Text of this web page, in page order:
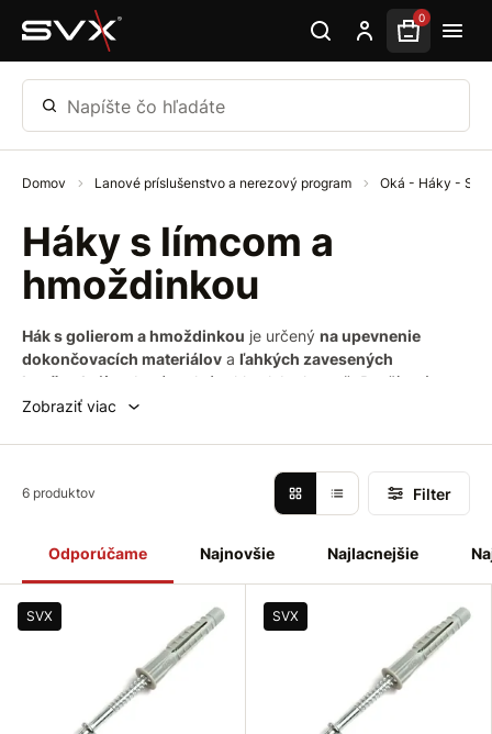
Preskočiť na hlavný obsah 0
Napíšte čo hľadáte
Domov Lanové príslušenstvo a nerezový program Oká - Háky -
Háky s límcom a
hmoždinkou
Hák s golierom a hmoždinkou je určený na upevnenie
dokončovacích materiálov a ľahkých zavesených
konštrukcií na betón, plnú tehlu alebo kameň. Rozšírený
golier hmoždinky
zrkadiel, hodín, obrazov, na steny vyrobené z pevných a
Zobraziť viac
Odporúčame Najnovšie Najlacnejšie
6 produktov Filter
SVX SVX